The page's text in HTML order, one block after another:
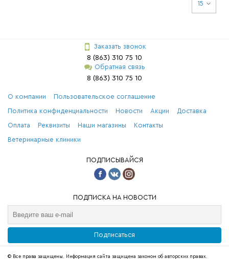
15
Заказать звонок
8 (863) 310 75 10
Обратная связь
8 (863) 310 75 10
О компании Пользовательское соглашение
Политика конфиденциальности Новости Акции Доставка
Оплата Реквизиты Наши магазины Контакты
Ветеринарные клиники
ПОДПИСЫВАЙСЯ
ПОДПИСКА НА НОВОСТИ
Подписаться
© Все права защищены. Информация сайта защищена законом об авторских правах.